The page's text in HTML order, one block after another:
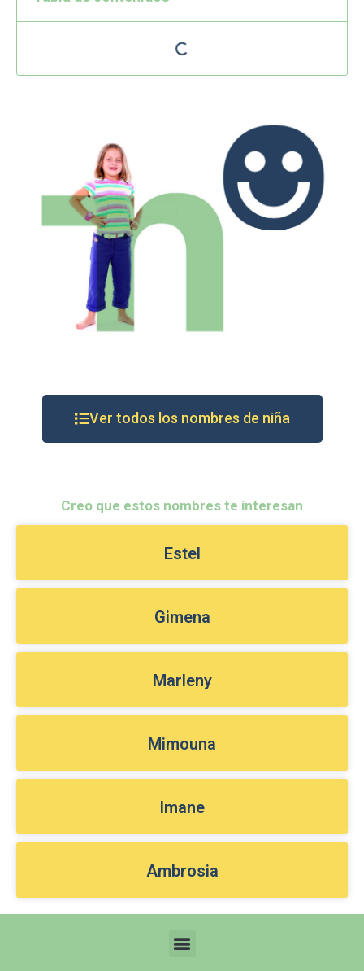
Ver todos los nombres de niña
Creo que estos nombres te interesan
Estel
Gimena
Marleny
Mimouna
Imane
Ambrosia